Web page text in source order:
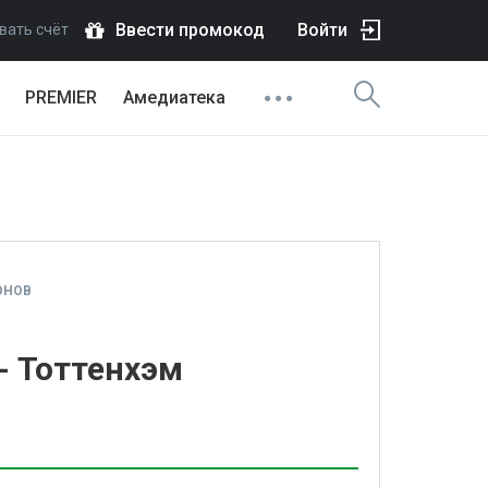
счёт Ввести промокод Войти
PREMIER Амедиатека
Тоттенхэм